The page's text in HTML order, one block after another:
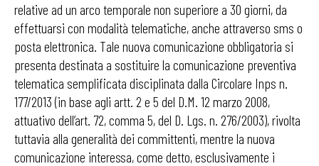
relative ad un arco temporale non superiore a 30 giorni, da
effettuarsi con modalità telematiche, anche attraverso sms o
posta elettronica. Tale nuova comunicazione obbligatoria si
presenta destinata a sostituire la comunicazione preventiva
telematica semplificata disciplinata dalla Circolare Inps n.
177/2013 (in base agli artt. 2 e 5 del D.M. 12 marzo 2008,
attuativo dell’art. 72, comma 5, del D. Lgs. n. 276/2003), rivolta
tuttavia alla generalità dei committenti, mentre la nuova
comunicazione interessa, come detto, esclusivamente i